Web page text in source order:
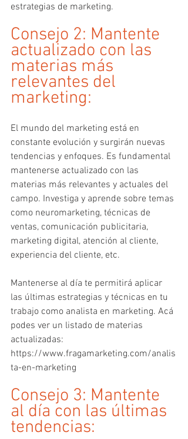
estrategias de marketing.
Consejo 2: Mantente
actualizado con las
materias más
relevantes del
marketing:
El mundo del marketing está en
constante evolución y surgirán nuevas
tendencias y enfoques. Es fundamental
mantenerse actualizado con las
materias más relevantes y actuales del
campo. Investiga y aprende sobre temas
como neuromarketing, técnicas de
ventas, comunicación publicitaria,
marketing digital, atención al cliente,
experiencia del cliente, etc.
Mantenerse al día te permitirá aplicar
las últimas estrategias y técnicas en tu
trabajo como analista en marketing. Acá
podes ver un listado de materias
actualizadas:
https://www.fragamarketing.com/analis
ta-en-marketing
Consejo 3: Mantente
al día con las últimas
tendencias: